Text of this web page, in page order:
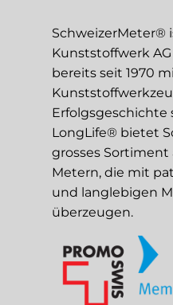
SchweizerMeter®
Kunststoffwerk AG
bereits seit 1970
Erfolgsgeschichte
LongLife® bietet
grosses Sortiment
Metern, die mit
und langlebigen
überzeugen.